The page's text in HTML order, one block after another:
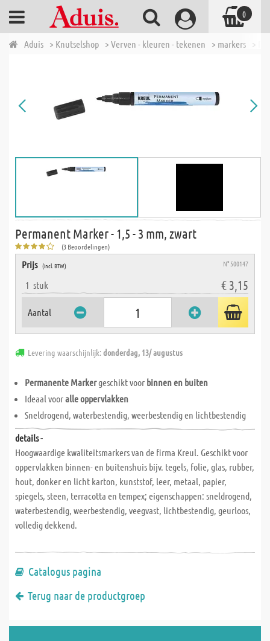
Aduis > Knutselshop > Verven - kleuren - tekenen > markers >
Permanent Marker - 1,5 - 3 mm, zwart
(3 Beoordelingen)
Prijs (incl. BTW) N° 500147
1 stuk € 3,15
Aantal
Levering waarschijnlijk:donderdag, 13/ augustus
Permanente Markergeschikt voor binnen en buiten
Ideaal vooralle oppervlakken
Sneldrogend, waterbestendig, weerbestendig en lichtbestendig
details -
Hoogwaardige kwaliteitsmarkers van de firma Kreul. Geschikt voor
oppervlakken binnen- en buitenshuis bijv. tegels, folie, glas, rubber,
hout, donker en licht karton, kunststof, leer, metaal, papier,
spiegels, steen, terracotta en tempex; eigenschappen: sneldrogend,
waterbestendig, weerbestendig, veegvast, lichtbestendig, geurloos,
volledig dekkend.
Catalogus pagina
Terug naar de productgroep
0